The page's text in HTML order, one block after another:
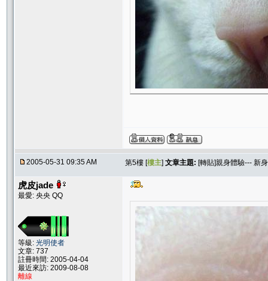
2005-05-31 09:35 AM 第5樓 [樓主] 文章主題: [轉貼]親身體驗--- 新
虎皮jade
最愛: 央央 QQ
等級: 光明使者
文章: 737
註冊時間: 2005-04-04
最近來訪: 2009-08-08
離線